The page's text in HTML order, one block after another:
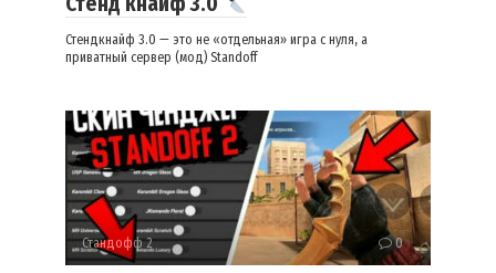
Стендкнайф 3.0 — это не «отдельная» игра с нуля, а
приватный сервер (мод) Standoff
Стандофф 2 0